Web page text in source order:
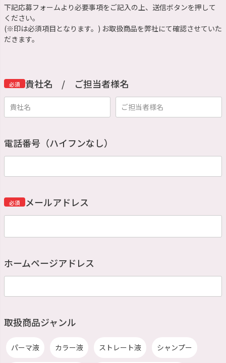
下記応募フォームより必要事項をご記入の上、送信ボタンを押して
ください。
(※印は必須項目となります。) お取扱商品を弊社にて確認させていた
だきます。
必須 貴社名 / ご担当者様名
電話番号（ハイフンなし）
必須 メールアドレス
ホームページアドレス
取扱商品ジャンル
パーマ液 カラー液 ストレート液 シャンプー